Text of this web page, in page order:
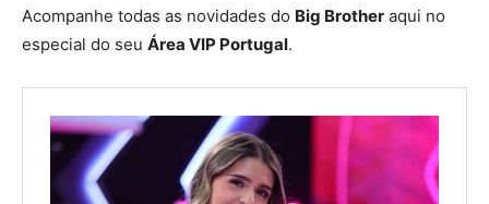
Acompanhe todas as novidades do Big Brother aqui no
especial do seu Área VIP Portugal.